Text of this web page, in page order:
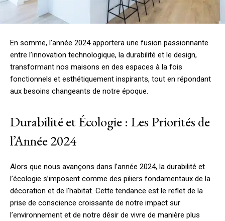
En somme, l’année 2024 apportera une fusion passionnante
entre l’innovation technologique, la durabilité et le design,
transformant nos maisons en des espaces à la fois
fonctionnels et esthétiquement inspirants, tout en répondant
aux besoins changeants de notre époque.
Durabilité et Écologie : Les Priorités de
l’Année 2024
Alors que nous avançons dans l’année 2024, la durabilité et
l’écologie s’imposent comme des piliers fondamentaux de la
décoration et de l’habitat. Cette tendance est le reflet de la
prise de conscience croissante de notre impact sur
l’environnement et de notre désir de vivre de manière plus